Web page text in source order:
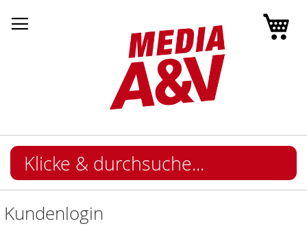
Kundenlogin